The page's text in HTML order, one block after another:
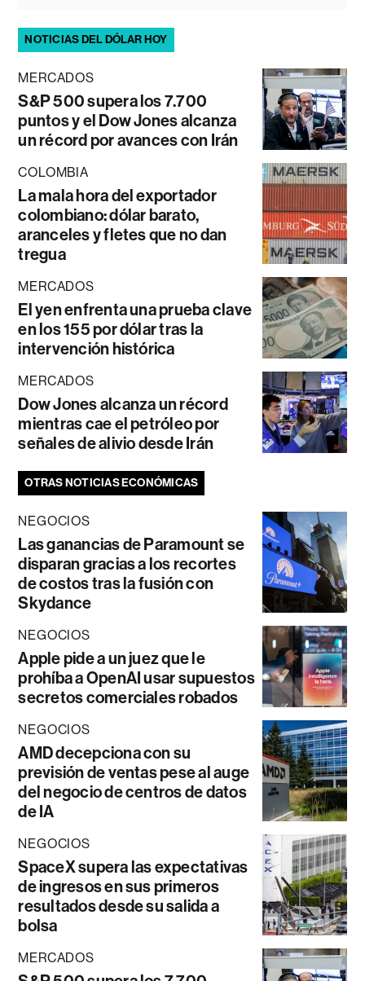
NOTICIAS DEL DÓLAR HOY
MERCADOS
S&P 500 supera los 7.700
puntos y el Dow Jones alcanza
un récord por avances con Irán
COLOMBIA
La mala hora del exportador
colombiano: dólar barato,
aranceles y fletes que no dan
tregua
MERCADOS
El yen enfrenta una prueba clave
en los 155 por dólar tras la
intervención histórica
MERCADOS
Dow Jones alcanza un récord
mientras cae el petróleo por
señales de alivio desde Irán
OTRAS NOTICIAS ECONÓMICAS
NEGOCIOS
Las ganancias de Paramount se
disparan gracias a los recortes
de costos tras la fusión con
Skydance
NEGOCIOS
Apple pide a un juez que le
prohíba a OpenAI usar supuestos
secretos comerciales robados
NEGOCIOS
AMD decepciona con su
previsión de ventas pese al auge
del negocio de centros de datos
de IA
NEGOCIOS
SpaceX supera las expectativas
de ingresos en sus primeros
resultados desde su salida a
bolsa
MERCADOS